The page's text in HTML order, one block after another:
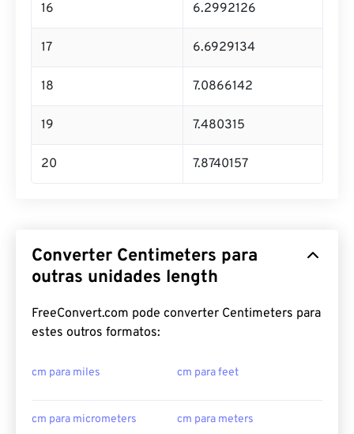
16 6.2992126
17 6.6929134
18 7.0866142
19 7.480315
20 7.8740157
Converter Centimeters para
outras unidades length
FreeConvert.com pode converter Centimeters para
estes outros formatos:
cm para miles cm para feet
cm para micrometers cm para meters